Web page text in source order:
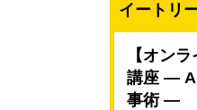
イートリ
【オン
講座 ―
事術 ―